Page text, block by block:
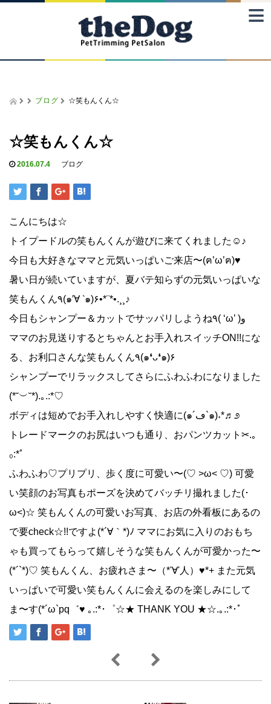
≡
ブログ ☆笑もんくん☆
☆笑もんくん☆
2016.07.4 ブログ
こんにちは☆
トイプードルの笑もんくんが遊びに来てくれました☺♪
今日も大好きなママと元気いっぱいご来店〜(ฅ’ω’ฅ)​♥
暑い日が続いていますが、夏バテ知らずの元気いっぱいな
笑もんくん٩(๑′∀ ‵๑)۶•*¨*•.¸¸♪
今日もシャンプー＆カットでサッパリしようね٩( ‘ω’ )و
ママのお見送りするとちゃんとお手入れスイッチON!!にな
る、お利口さんな笑もんくん٩(๑❛ᴗ❛๑)۶
シャンプーでリラックスしてさらにふわふわになりました
(*˘︶˘*).｡.:*♡
ボディは短めでお手入れしやすく快適に(๑´ڡ`๑)˖*♬೨
トレードマークのお尻はいつも通り、おパンツカット✂.｡
₀:*ﾟ
ふわふわ♡プリプリ、歩く度に可愛い〜(♡ >ω< ♡) 可愛
い笑顔のお写真もポーズを決めてバッチリ撮れました(･
ω<)☆ 笑もんくんの可愛いお写真、お店の外看板にあるの
で要check☆!!ですよ(*´∀｀*)ﾉ ママにお気に入りのおもち
ゃも買ってもらって嬉しそうな笑もんくんが可愛かった〜
(*´`*)♡ 笑もんくん、お疲れさま〜（*'∀'人）♥*+ また元気
いっぱいで可愛い笑もんくんに会えるのを楽しみにして
ま〜す(*´ω`pq゛♥︎ ｡.:*･゜☆★ THANK YOU ★☆.｡.:*･゜